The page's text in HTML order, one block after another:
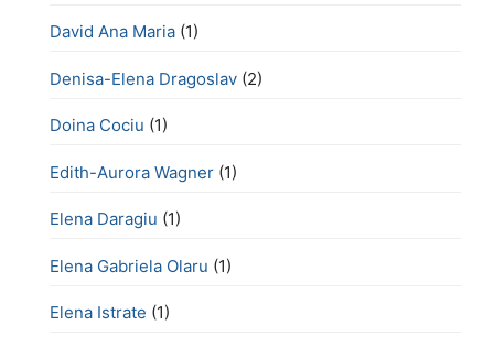
David Ana Maria (1)
Denisa-Elena Dragoslav (2)
Doina Cociu (1)
Edith-Aurora Wagner (1)
Elena Daragiu (1)
Elena Gabriela Olaru (1)
Elena Istrate (1)